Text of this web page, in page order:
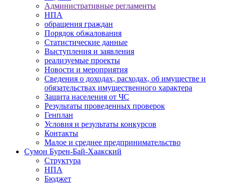
Административные регламенты
НПА
обращения граждан
Порядок обжалования
Статистические данные
Выступления и заявления
реализуемые проекты
Новости и мероприятия
Сведения о доходах, расходах, об имуществе и
обязательствах имущественного характера
Защита населения от ЧС
Результаты проведенных проверок
Генплан
Условия и результаты конкурсов
Контакты
Малое и среднее предпринимательство
Сумон Бурен-Бай-Хаакский
Структура
НПА
Бюджет